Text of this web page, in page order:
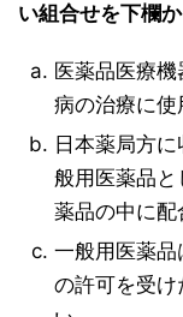
い組合せを下欄か
医薬品医療
病の治療に使
日本薬局方
般用医薬品
薬品の中に配
一般用医薬品
の許可を受